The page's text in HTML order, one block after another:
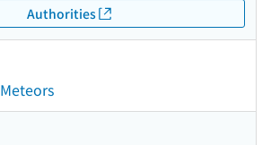
Authorities